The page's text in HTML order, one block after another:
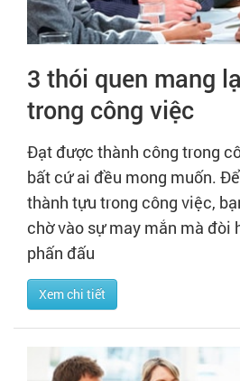
3 thói quen mang
trong công việc
Đạt được thành công trong
bất cứ ai đều mong muốn.
thành tựu trong công việc,
chờ vào sự may mắn mà đòi
phấn đấu
Xem chi tiết